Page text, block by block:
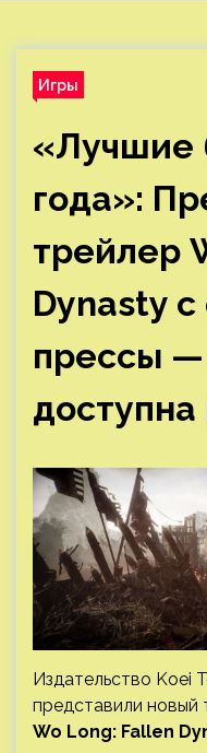
Игры
«Лучшие
года»:
трейлер
Dynasty
прессы —
доступна
Издательство Koei
представили новый
Wo Long: Fallen